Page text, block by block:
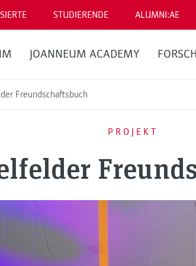
STUDIERENDE ALUMNI:AE
JOANNEUM ACADEMY
Freundschaftsbuch
PROJEKT